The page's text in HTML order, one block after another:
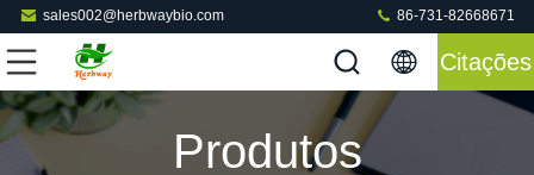
sales002@herbwaybio.com 86-731-82668671
Citações
Produtos